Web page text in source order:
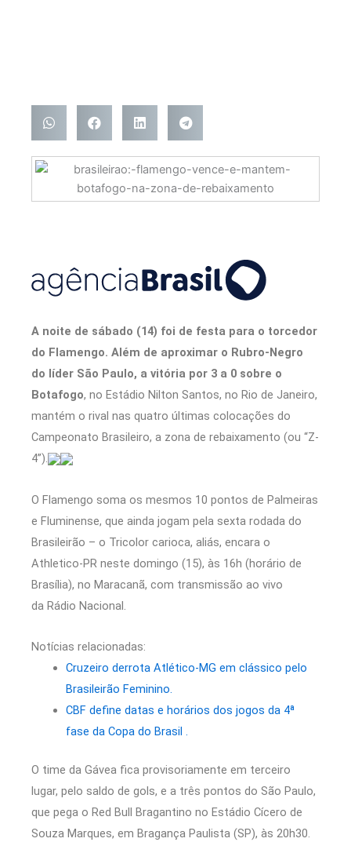
A noite de sábado (14) foi de festa para o torcedor
do Flamengo. Além de aproximar o Rubro-Negro
do líder São Paulo, a vitória por 3 a 0 sobre o
Botafogo, no Estádio Nilton Santos, no Rio de Janeiro,
mantém o rival nas quatro últimas colocações do
Campeonato Brasileiro, a zona de rebaixamento (ou “Z-
4”).
O Flamengo soma os mesmos 10 pontos de Palmeiras
e Fluminense, que ainda jogam pela sexta rodada do
Brasileirão – o Tricolor carioca, aliás, encara o
Athletico-PR neste domingo (15), às 16h (horário de
Brasília), no Maracanã, com transmissão ao vivo
da Rádio Nacional.
Notícias relacionadas:
Cruzeiro derrota Atlético-MG em clássico pelo
Brasileirão Feminino.
CBF define datas e horários dos jogos da 4ª
fase da Copa do Brasil .
O time da Gávea fica provisoriamente em terceiro
lugar, pelo saldo de gols, e a três pontos do São Paulo,
que pega o Red Bull Bragantino no Estádio Cícero de
Souza Marques, em Bragança Paulista (SP), às 20h30.